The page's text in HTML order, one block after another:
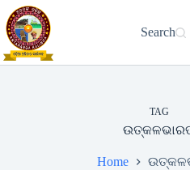
Skip
to
content
Search
TAG
Home